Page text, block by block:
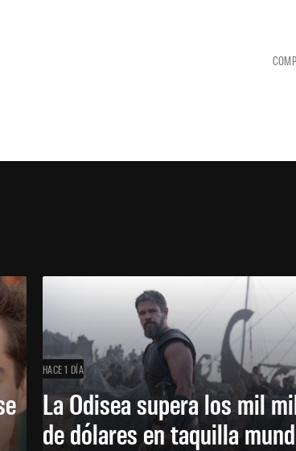
HACE 1 DÍA
La Odisea supera los mil
de dólares en taquilla